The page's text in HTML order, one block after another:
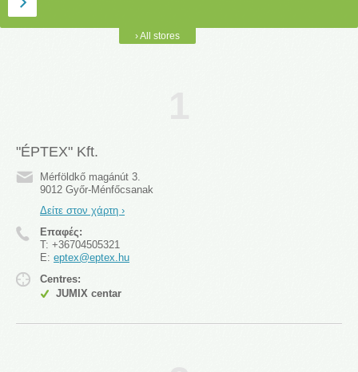
› All stores
"ÉPTEX" Kft.
Mérföldkő magánút 3.
9012 Győr-Ménfőcsanak
Δείτε στον χάρτη ›
Επαφές:
T: +36704505321
E: eptex@eptex.hu
Centres:
JUMIX centar